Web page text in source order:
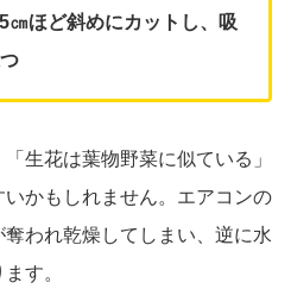
㎝ほど斜めにカットし、吸
生花は葉物野菜に似ている」
かもしれません。エアコンの
われ乾燥してしまい、逆に水
す。